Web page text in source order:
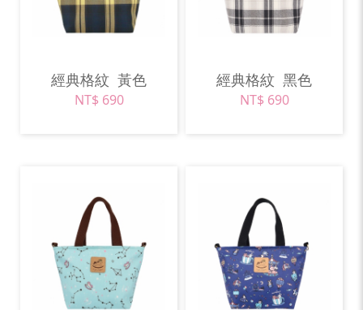
經典格紋 黃色
NT$ 690
經典格紋 黑色
NT$ 690